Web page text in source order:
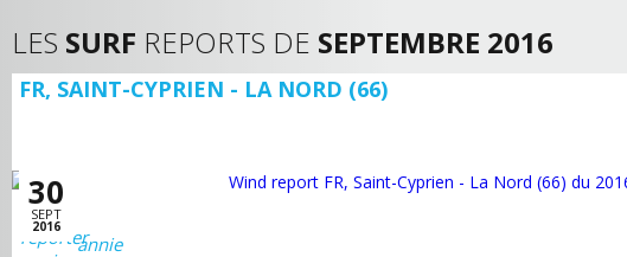
LES SURF REPORTS DE SEPTEMBRE 2016
FR, SAINT-CYPRIEN - LA NORD (66)
30
SEPT
2016
annie